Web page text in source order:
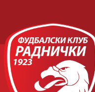
content